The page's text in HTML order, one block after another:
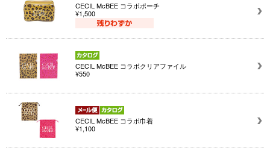
CECIL McBEE コラボポーチ
¥1,500
CECIL McBEE コラボクリアファイル
¥550
CECIL McBEE コラボ巾着
¥1,100